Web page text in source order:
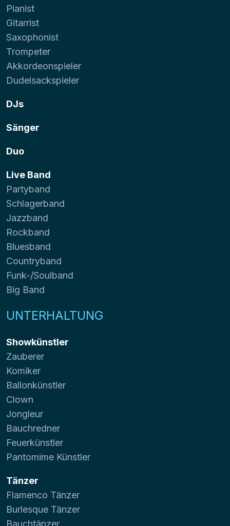
Pianist
Gitarrist
Saxophonist
Trompeter
Akkordeonspieler
Dudelsackspieler
DJs
Sänger
Duo
Live Band
Partyband
Schlagerband
Jazzband
Rockband
Bluesband
Countryband
Funk-/Soulband
Big Band
UNTERHALTUNG
Showkünstler
Zauberer
Komiker
Ballonkünstler
Clown
Jongleur
Bauchredner
Feuerkünstler
Pantomime Künstler
Tänzer
Flamenco Tänzer
Burlesque Tänzer
Bauchtänzer